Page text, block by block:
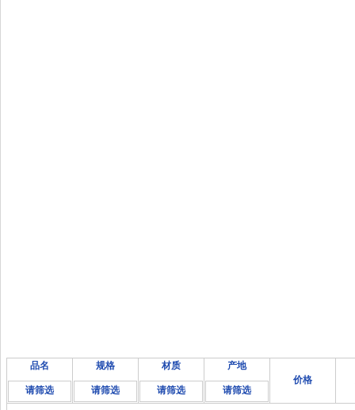
品名
请筛选
规格
请筛选
材质
请筛选
产地
请筛选
价格